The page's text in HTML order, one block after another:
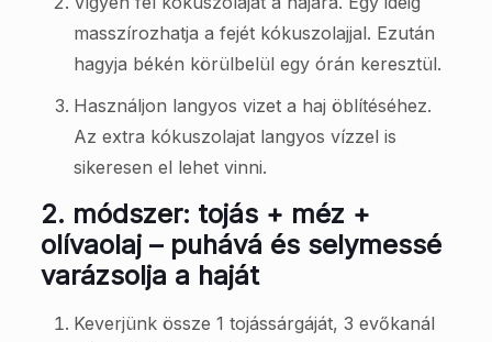
masszírozhatja a fejét kókuszolajjal. Ezután
hagyja békén körülbelül egy órán keresztül.
Használjon langyos vizet a haj öblítéséhez.
Az extra kókuszolajat langyos vízzel is
sikeresen el lehet vinni.
2. módszer: tojás + méz +
olívaolaj – puhává és selymessé
varázsolja a haját
Keverjünk össze 1 tojássárgáját, 3 evőkanál